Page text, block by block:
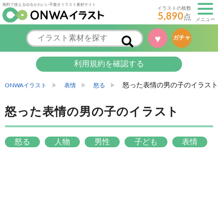
無料で使えるゆるかわいい手書きイラスト素材サイト
イラストの枚数
5,890点 メニュー
♥ ガチャ
利用規約を確認する
ONWAイラスト 表情 怒る 怒った表情の男の子のイラスト
怒った表情の男の子のイラスト
怒る 人物 男性 子ども 表情